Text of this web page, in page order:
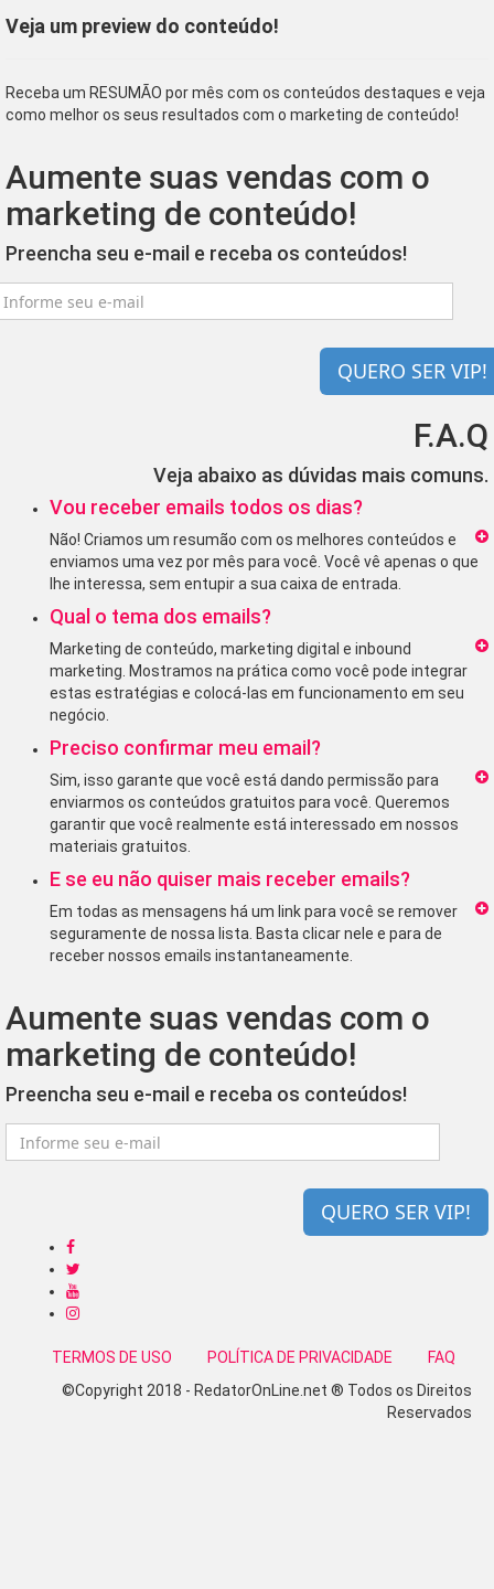
Veja um preview do conteúdo!
Receba um RESUMÃO por mês com os conteúdos destaques e veja
como melhor os seus resultados com o marketing de conteúdo!
Aumente suas vendas com o
marketing de conteúdo!
Preencha seu e-mail e receba os conteúdos!
QUERO SER VIP!
F.A.Q
Veja abaixo as dúvidas mais comuns.
Vou receber emails todos os dias?
Não! Criamos um resumão com os melhores conteúdos e
enviamos uma vez por mês para você. Você vê apenas o que
lhe interessa, sem entupir a sua caixa de entrada.
Qual o tema dos emails?
Marketing de conteúdo, marketing digital e inbound
marketing. Mostramos na prática como você pode integrar
estas estratégias e colocá-las em funcionamento em seu
negócio.
Preciso confirmar meu email?
Sim, isso garante que você está dando permissão para
enviarmos os conteúdos gratuitos para você. Queremos
garantir que você realmente está interessado em nossos
materiais gratuitos.
E se eu não quiser mais receber emails?
Em todas as mensagens há um link para você se remover
seguramente de nossa lista. Basta clicar nele e para de
receber nossos emails instantaneamente.
Aumente suas vendas com o
marketing de conteúdo!
Preencha seu e-mail e receba os conteúdos!
QUERO SER VIP!
TERMOS DE USO POLÍTICA DE PRIVACIDADE
FAQ
©Copyright 2018 - RedatorOnLine.net ® Todos os Direitos
Reservados